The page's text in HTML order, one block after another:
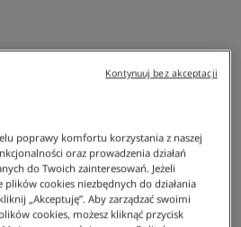
poprawy komfortu korzystania z naszej
oraz prowadzenia działań
do Twoich zainteresowań. Jeżeli
plików cookies niezbędnych do działania
„Akceptuję”. Aby zarządzać swoimi
cookies, możesz kliknąć przycisk
Kontynuuj bez akceptacji